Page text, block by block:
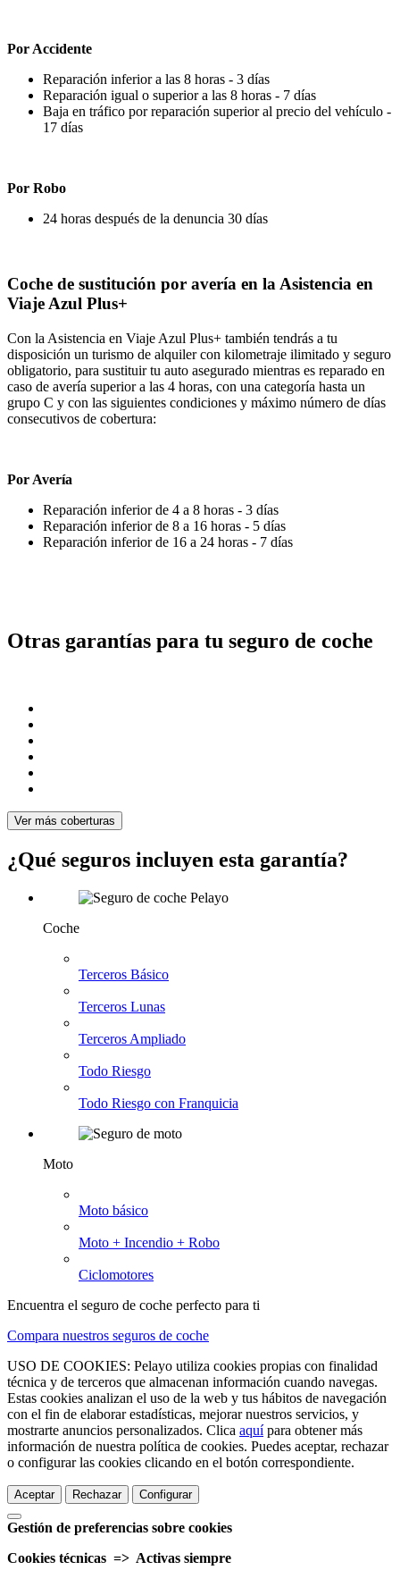
Por Accidente
Reparación inferior a las 8 horas - 3 días
Reparación igual o superior a las 8 horas - 7 días
Baja en tráfico por reparación superior al precio del vehículo -
17 días
Por Robo
24 horas después de la denuncia 30 días
Coche de sustitución por avería en la Asistencia en
Viaje Azul Plus+
Con la Asistencia en Viaje Azul Plus+ también tendrás a tu
disposición un turismo de alquiler con kilometraje ilimitado y seguro
obligatorio, para sustituir tu auto asegurado mientras es reparado en
caso de avería superior a las 4 horas, con una categoría hasta un
grupo C y con las siguientes condiciones y máximo número de días
consecutivos de cobertura:
Por Avería
Reparación inferior de 4 a 8 horas - 3 días
Reparación inferior de 8 a 16 horas - 5 días
Reparación inferior de 16 a 24 horas - 7 días
Otras garantías para tu seguro de coche
Ver más coberturas
¿Qué seguros incluyen esta garantía?
Coche
Terceros Básico
Terceros Lunas
Terceros Ampliado
Todo Riesgo
Todo Riesgo con Franquicia
Moto
Moto básico
Moto + Incendio + Robo
Ciclomotores
Encuentra el seguro de coche perfecto para ti
Compara nuestros seguros de coche
USO DE COOKIES: Pelayo utiliza cookies propias con finalidad
técnica y de terceros que almacenan información cuando navegas.
Estas cookies analizan el uso de la web y tus hábitos de navegación
con el fin de elaborar estadísticas, mejorar nuestros servicios, y
mostrarte anuncios personalizados. Clica aquípara obtener más
información de nuestra política de cookies. Puedes aceptar, rechazar
o configurar las cookies clicando en el botón correspondiente.
Aceptar Rechazar Configurar
Gestión de preferencias sobre cookies
Cookies técnicas => Activas siempre